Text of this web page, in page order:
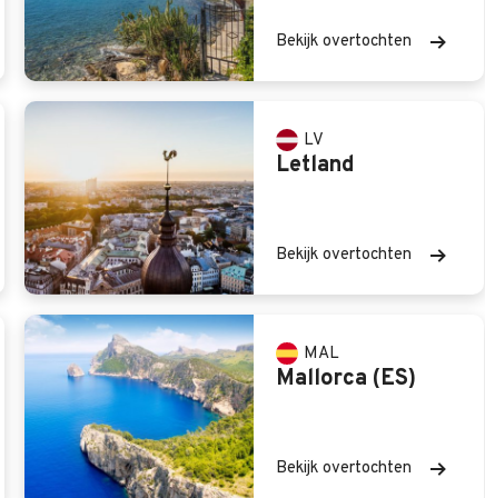
Bekijk overtochten
LV
Letland
Bekijk overtochten
MAL
Mallorca (ES)
Bekijk overtochten